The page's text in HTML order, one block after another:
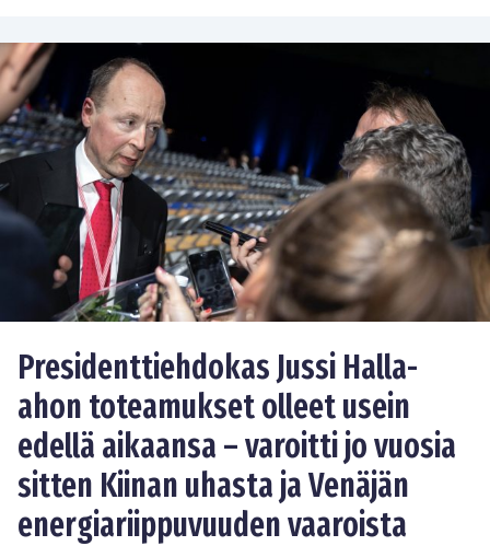
Presidenttiehdokas Jussi Halla-
ahon toteamukset olleet usein
edellä aikaansa – varoitti jo vuosia
sitten Kiinan uhasta ja Venäjän
energiariippuvuuden vaaroista